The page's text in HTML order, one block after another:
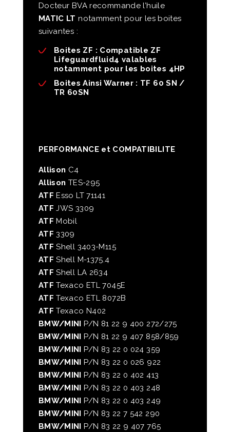
Docteur BVA recommande l’huile
MATIC LT notamment pour les boites
suivantes :
Boites ZF : Compatible ZF
Lifeguardfluid4 valables
notamment pour les boites 4HP
Boites Ainsi Warner : TF 60 SN /
TR 60SN
PERFORMANCE et COMPATIBILITE
Allison C4
Allison TES-295
ATF Esso LT 71141
ATF JWS 3309
ATF Mobil
ATF 3309
ATF Shell 3403-M115
ATF Shell M-1375.4
ATF Shell LA 2634
ATF Texaco ETL 7045E
ATF Texaco ETL 8072B
ATF Texaco N402
BMW/MINI P/N 81 22 9 400 272/275
BMW/MINI P/N 81 22 9 407 858/859
BMW/MINI P/N 83 22 0 024 359
BMW/MINI P/N 83 22 0 026 922
BMW/MINI P/N 83 22 0 402 413
BMW/MINI P/N 83 22 0 403 248
BMW/MINI P/N 83 22 0 403 249
BMW/MINI P/N 83 22 7 542 290
BMW/MINI P/N 83 22 9 407 765